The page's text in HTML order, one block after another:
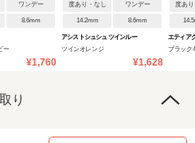
ワンデー
8.6mm
ー
¥1,760
度あり・なし ワンデー
14.2mm 8.6mm
アシストシュシュ ツインルー
ツインオレンジ
¥1,628
度あ
エティア
ブラック
り